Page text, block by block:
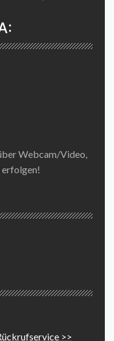
Webcam/Video,
erfolgen!
>>